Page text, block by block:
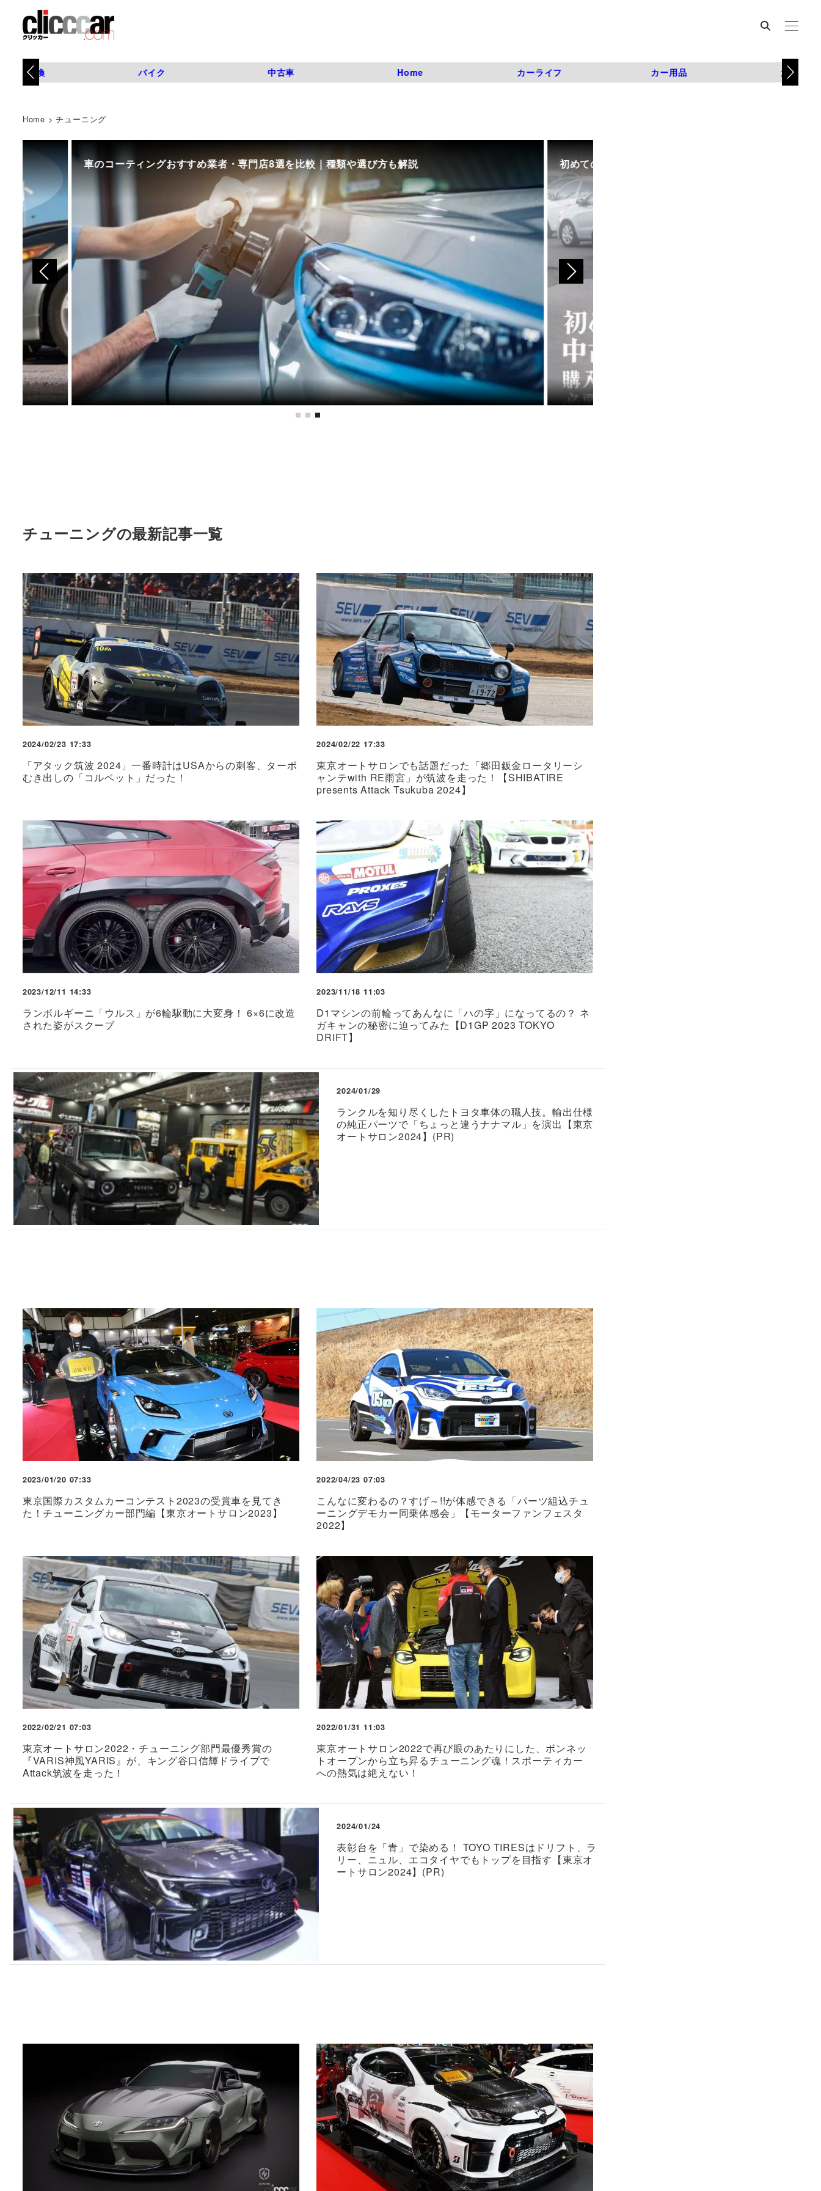
タイヤ交換 バイク 中古車 Home カーライフ カー用品 カスタム
Home >チューニング
車のコーティングおすすめ業者・専門店8選を比較｜種類や選び方も解説 初めての中古車選び、購入時の流れや必要な書類などに
チューニングの最新記事一覧
2024/02/23 17:33
「アタック筑波 2024」一番時計はUSAからの刺客、ターボ
むき出しの「コルベット」だった！
2024/02/22 17:33
東京オートサロンでも話題だった「郷田鈑金ロータリーシ
ャンテwith RE雨宮」が筑波を走った！【SHIBATIRE
presents Attack Tsukuba 2024】
2023/12/11 14:33
ランボルギーニ「ウルス」が6輪駆動に大変身！ 6×6に改造
された姿がスクープ
2023/11/18 11:03
D1マシンの前輪ってあんなに「ハの字」になってるの？ ネ
ガキャンの秘密に迫ってみた【D1GP 2023 TOKYO
DRIFT】
2024/01/29
ランクルを知り尽くしたトヨタ車体の職人技。輸出仕様
の純正パーツで「ちょっと違うナナマル」を演出【東京
オートサロン2024】(PR)
2023/01/20 07:33
東京国際カスタムカーコンテスト2023の受賞車を見てき
た！チューニングカー部門編【東京オートサロン2023】
2022/04/23 07:03
こんなに変わるの？すげ～!!が体感できる「パーツ組込チュ
ーニングデモカー同乗体感会」【モーターファンフェスタ
2022】
2022/02/21 07:03
東京オートサロン2022・チューニング部門最優秀賞の
『VARIS神風YARIS』が、キング谷口信輝ドライブで
Attack筑波を走った！
2022/01/31 11:03
東京オートサロン2022で再び眼のあたりにした、ボンネッ
トオープンから立ち昇るチューニング魂！スポーティカー
への熱気は絶えない！
2024/01/24
表彰台を「青」で染める！ TOYO TIRESはドリフト、ラ
リー、ニュル、エコタイヤでもトップを目指す【東京オ
ートサロン2024】(PR)